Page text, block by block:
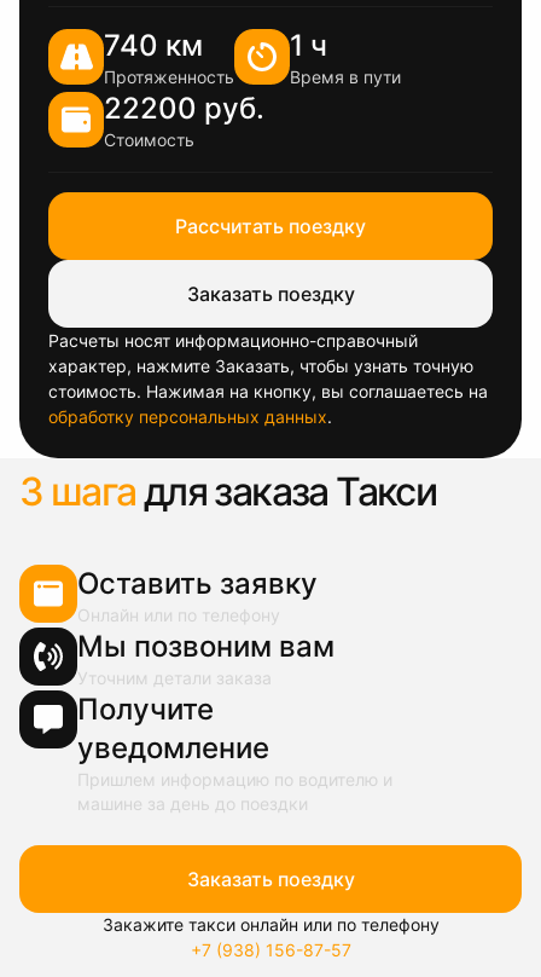
740 км
Протяженность
1 ч
Время в пути
22200 руб.
Стоимость
Рассчитать поездку
Заказать поездку
Расчеты носят информационно-справочный
характер, нажмите Заказать, чтобы узнать точную
стоимость. Нажимая на кнопку, вы соглашаетесь на
обработку персональных данных.
3 шагадля заказа Такси
Оставить заявку
Онлайн или по телефону
Мы позвоним вам
Уточним детали заказа
Получите
уведомление
Пришлем информацию по водителю и
машине за день до поездки
Заказать поездку
Закажите такси онлайн или по телефону
+7 (938) 156-87-57